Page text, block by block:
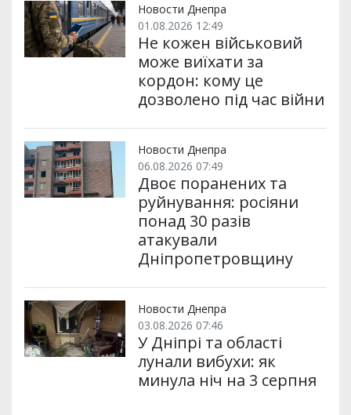
Новости Днепра
01.08.2026 12:49
Не кожен військовий
може виїхати за
кордон: кому це
дозволено під час війни
Новости Днепра
06.08.2026 07:49
Двоє поранених та
руйнування: росіяни
понад 30 разів
атакували
Дніпропетровщину
Новости Днепра
03.08.2026 07:46
У Дніпрі та області
лунали вибухи: як
минула ніч на 3 серпня